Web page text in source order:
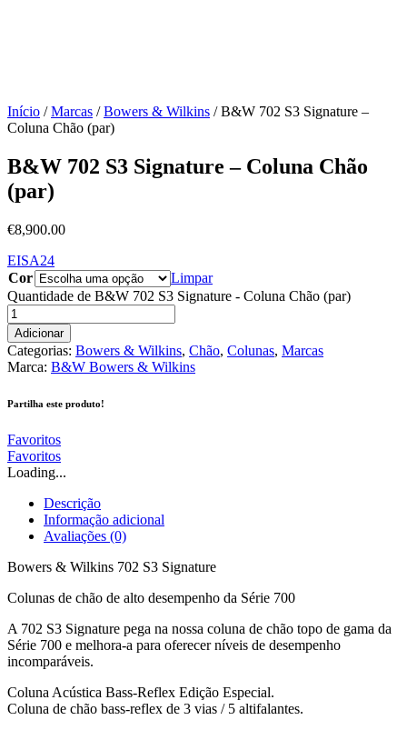
Início /Marcas /Bowers & Wilkins / B&W 702 S3 Signature –
Coluna Chão (par)
B&W 702 S3 Signature – Coluna Chão
(par)
€8,900.00
EISA24
Cor
Limpar
Quantidade de B&W 702 S3 Signature - Coluna Chão (par)
Adicionar
Categorias: Bowers & Wilkins, Chão, Colunas, Marcas
Marca: B&W Bowers & Wilkins
Partilha este produto!
Favoritos
Favoritos
Loading...
Descrição
Informação adicional
Avaliações (0)
Bowers & Wilkins 702 S3 Signature
Colunas de chão de alto desempenho da Série 700
A 702 S3 Signature pega na nossa coluna de chão topo de gama da
Série 700 e melhora-a para oferecer níveis de desempenho
incomparáveis.
Coluna Acústica Bass-Reflex Edição Especial.
Coluna de chão bass-reflex de 3 vias / 5 altifalantes.